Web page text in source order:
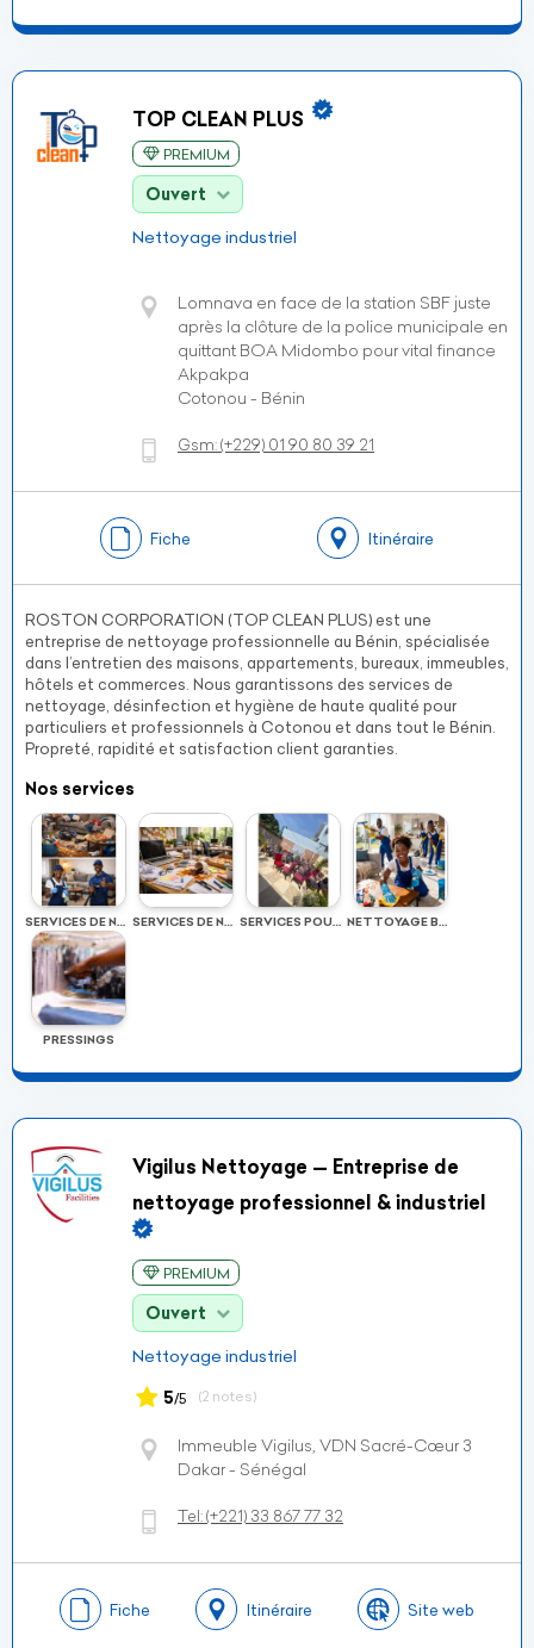
TOP CLEAN PLUS
PREMIUM
Ouvert
Nettoyage industriel
Lomnava en face de la station SBF juste
après la clôture de la police municipale en
quittant BOA Midombo pour vital finance
Akpakpa
Cotonou - Bénin
Gsm:(+229) 01 90 80 39 21
Fiche Itinéraire
ROSTON CORPORATION (TOP CLEAN PLUS) est une
entreprise de nettoyage professionnelle au Bénin, spécialisée
dans l’entretien des maisons, appartements, bureaux, immeubles,
hôtels et commerces. Nous garantissons des services de
nettoyage, désinfection et hygiène de haute qualité pour
particuliers et professionnels à Cotonou et dans tout le Bénin.
Propreté, rapidité et satisfaction client garanties.
Nos services
SERVICES DE NETTOYAGE POUR PARTICULIERS SERVICES DE NETTOYAGE POUR PROFESSIONNELS SERVICES POUR COMPLEXES HÔTELIERS NETTOYAGE BÂTIMENTS & APPARTEMENTS
PRESSINGS
Vigilus Nettoyage — Entreprise de
nettoyage professionnel & industriel
PREMIUM
Ouvert
Nettoyage industriel
5/5 (2 notes)
Immeuble Vigilus, VDN Sacré-Cœur 3
Dakar - Sénégal
Tel:(+221) 33 867 77 32
Fiche Itinéraire Site web